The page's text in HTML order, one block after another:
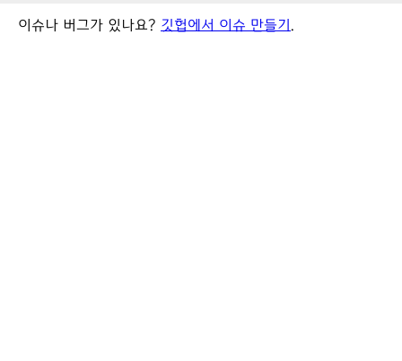
이슈나 버그가 있나요? 깃헙에서 이슈 만들기 .